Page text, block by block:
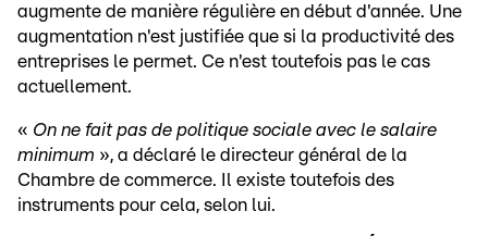
augmente de manière régulière en début d'année. Une
augmentation n'est justifiée que si la productivité des
entreprises le permet. Ce n'est toutefois pas le cas
actuellement.
« On ne fait pas de politique sociale avec le salaire
minimum », a déclaré le directeur général de la
Chambre de commerce. Il existe toutefois des
instruments pour cela, selon lui.